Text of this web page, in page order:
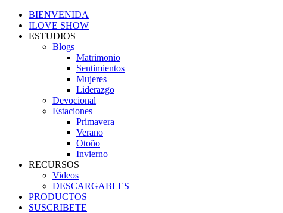
BIENVENIDA
ILOVE SHOW
ESTUDIOS
Blogs
Matrimonio
Sentimientos
Mujeres
Liderazgo
Devocional
Estaciones
Primavera
Verano
Otoño
Invierno
RECURSOS
Videos
DESCARGABLES
PRODUCTOS
SUSCRIBETE